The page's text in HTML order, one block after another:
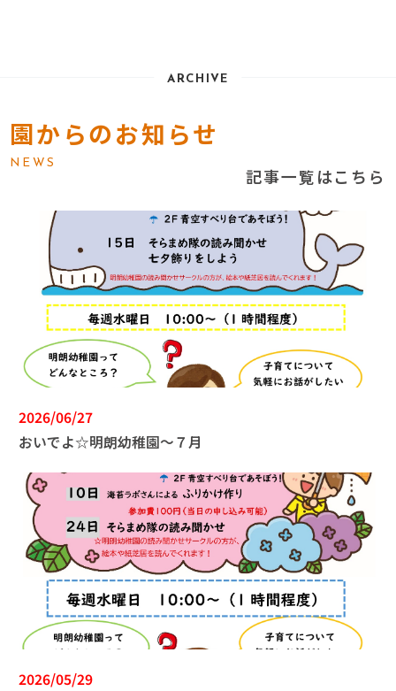
ARCHIVE
園からのお知らせ
NEWS
記事一覧はこちら
2026/06/27
おいでよ☆明朗幼稚園～７月
2026/05/29